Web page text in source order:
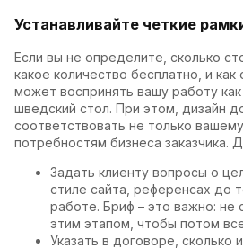
Устанавливайте четкие
Если вы не определите, сколько
какое количество бесплатно, и как
может воспринять вашу работу
шведский стол. При этом, дизайн
соответствовать не только
потребностям бизнеса заказчика.
Задать клиенту вопросы о
стиле сайта, референсах до
работе. Бриф – это важно: не
этим этапом, чтобы потом
Указать в договоре, сколько